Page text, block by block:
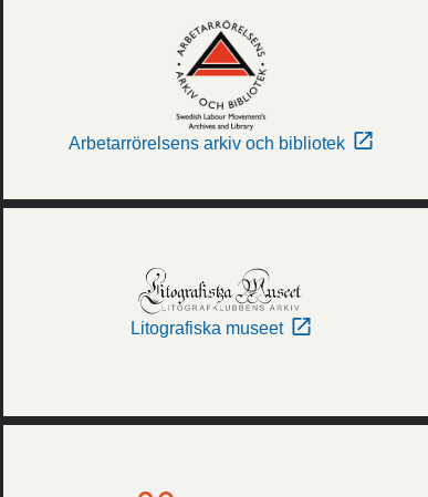
Arbetarrörelsens arkiv och bibliotek
Litografiska museet